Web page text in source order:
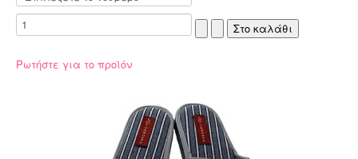
Ρωτήστε για το προϊόν